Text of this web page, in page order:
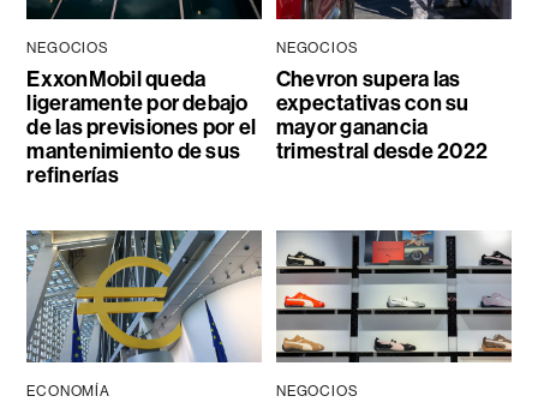
NEGOCIOS
ExxonMobil queda
ligeramente por debajo
de las previsiones por el
mantenimiento de sus
refinerías
NEGOCIOS
Chevron supera las
expectativas con su
mayor ganancia
trimestral desde 2022
ECONOMÍA NEGOCIOS